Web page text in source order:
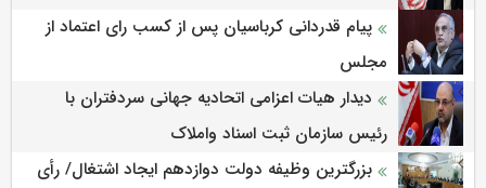
پیام قدردانی کرباسیان پس از کسب رای اعتماد از
مجلس
دیدار هیات اعزامی اتحادیه جهانی سردفتران با
رئیس سازمان ثبت اسناد واملاک
بزرگترین وظیفه دولت دوازدهم ایجاد اشتغال/ رأی